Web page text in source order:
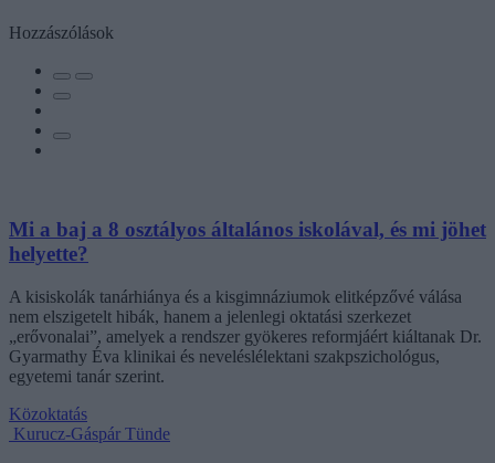
Hozzászólások
Mi a baj a 8 osztályos általános iskolával, és mi jöhet
helyette?
A kisiskolák tanárhiánya és a kisgimnáziumok elitképzővé válása
nem elszigetelt hibák, hanem a jelenlegi oktatási szerkezet
„erővonalai”, amelyek a rendszer gyökeres reformjáért kiáltanak Dr.
Gyarmathy Éva klinikai és neveléslélektani szakpszichológus,
egyetemi tanár szerint.
Közoktatás
Kurucz-Gáspár Tünde